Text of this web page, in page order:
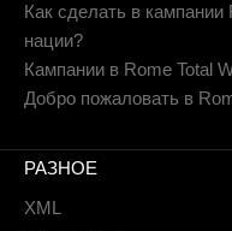
Как сделать в
нации?
Кампании в Rome Total
Добро пожаловать в
РАЗНОЕ
XML